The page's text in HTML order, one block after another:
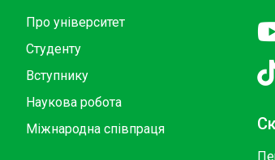
Про університет
Студенту
Вступнику
Наукова робота
Міжнародна співпраця